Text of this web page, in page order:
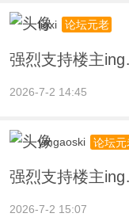
ligxi 论坛元老
强烈支持楼主
2026-7-2 14:45
ymgaoski 论坛元
强烈支持楼主
2026-7-2 15:07